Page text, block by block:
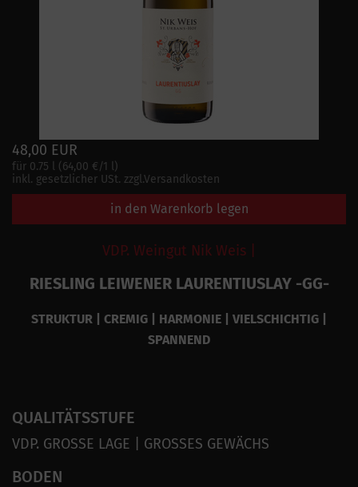
48,00 EUR
für 0.75 l (64,00 €/1 l)
inkl. gesetzlicher USt. zzgl.Versandkosten
in den Warenkorb legen
VDP. Weingut Nik Weis |
RIESLING LEIWENER LAURENTIUSLAY -GG-
STRUKTUR | CREMIG | HARMONIE | VIELSCHICHTIG |
SPANNEND
QUALITÄTSSTUFE
VDP. GROSSE LAGE | GROSSES GEWÄCHS
BODEN